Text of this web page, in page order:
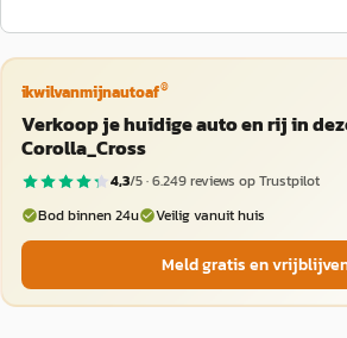
ikwilvanmijnautoaf®
Verkoop je huidige auto en rij in
Corolla_Cross
4,3/5 ·6.249reviews op Trustpilot
Bod binnen 24u
Veilig vanuit huis
Meld gratis en